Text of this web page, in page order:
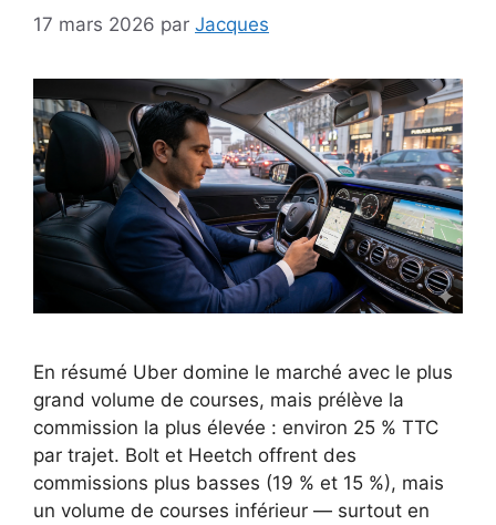
17 mars 2026 par Jacques
En résumé Uber domine le marché avec le plus
grand volume de courses, mais prélève la
commission la plus élevée : environ 25 % TTC
par trajet. Bolt et Heetch offrent des
commissions plus basses (19 % et 15 %), mais
un volume de courses inférieur — surtout en